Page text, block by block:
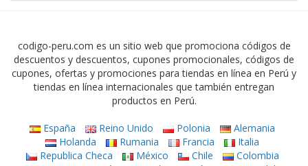
codigo-peru.com es un sitio web que promociona códigos de
descuentos y descuentos, cupones promocionales, códigos de
cupones, ofertas y promociones para tiendas en línea en Perú y
tiendas en línea internacionales que también entregan
productos en Perú.
España Reino Unido Polonia
Alemania
Holanda
Rumania Francia
Italia
Republica Checa
México Chile
Colombia